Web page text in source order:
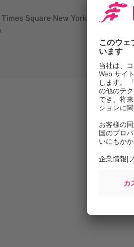
Square New York